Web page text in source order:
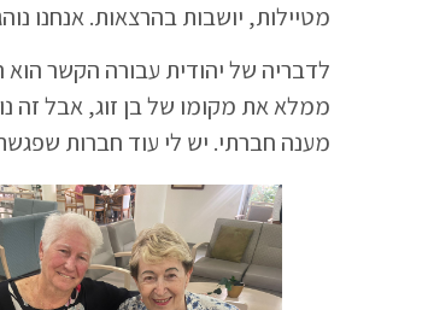
מטיילות, יושבות בהרצאות. אנחנו
לדבריה של יהודית עבורה הקשר הוא
ממלא את מקומו של בן זוג, אבל זה
מענה חברתי. יש לי עוד חברות